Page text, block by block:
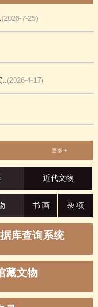
(2026-7-29)
..(2026-4-17)
更 多 +
近代文物
书 画 杂 项
库查询系统
藏文物